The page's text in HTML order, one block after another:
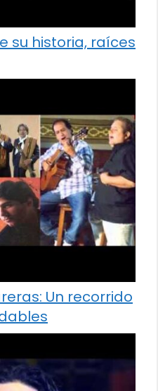
su historia, raíces
Un recorrido